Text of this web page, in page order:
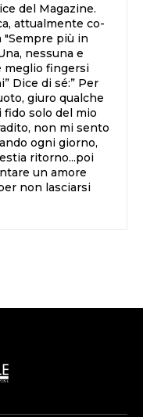
del Magazine.
attualmente co-
più in
nessuna e
meglio fingersi
Dice di sé:” Per
giuro qualche
solo del mio
non mi sento
ogni giorno,
ritorno...poi
un amore
non lasciarsi